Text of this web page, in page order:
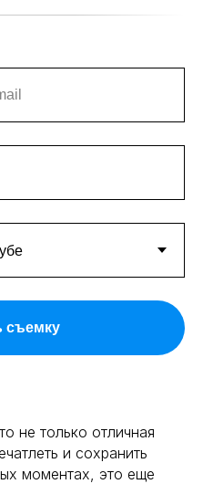
съемку
не только отличная
и сохранить
моментах, это еще